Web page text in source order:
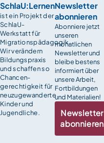
SchlaU:Lernen
ist ein Projekt der
SchlaU-
Werkstatt für
Migrationspädagogik.
Wir verändern
Bildungspraxis
und schaffen so
Chancen­
gerechtigkeit für
neuzugewanderte
Kinder und
Jugendliche.
Newsletter
abonnieren
Abonniere jetzt
unseren
monatlichen
Newsletter und
bleibe bestens
informiert über
unsere Arbeit,
Fortbildungen
und Materialien!
Newsletter
abonnieren